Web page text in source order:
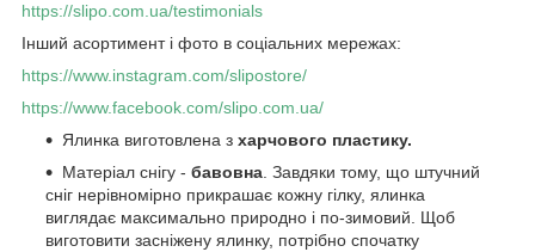
https://slipo.com.ua/testimonials
Інший асортимент і фото в соціальних мережах:
https://www.instagram.com/slipostore/
https://www.facebook.com/slipo.com.ua/
Ялинка виготовлена з харчового пластику.
Матеріал снігу - бавовна. Завдяки тому, що штучний
сніг нерівномірно прикрашає кожну гілку, ялинка
виглядає максимально природно і по-зимовий. Щоб
виготовити засніжену ялинку, потрібно спочатку